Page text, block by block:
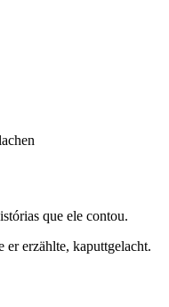
que ele contou.
er erzählte, kaputtgelacht.